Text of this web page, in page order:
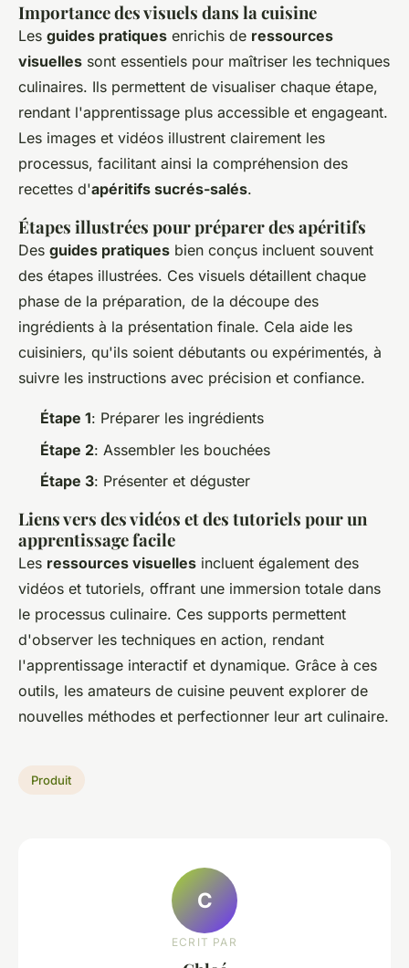
Importance des visuels dans la cuisine
Les guides pratiques enrichis de ressources
visuelles sont essentiels pour maîtriser les techniques
culinaires. Ils permettent de visualiser chaque étape,
rendant l'apprentissage plus accessible et engageant.
Les images et vidéos illustrent clairement les
processus, facilitant ainsi la compréhension des
recettes d'apéritifs sucrés-salés.
Étapes illustrées pour préparer des apéritifs
Des guides pratiques bien conçus incluent souvent
des étapes illustrées. Ces visuels détaillent chaque
phase de la préparation, de la découpe des
ingrédients à la présentation finale. Cela aide les
cuisiniers, qu'ils soient débutants ou expérimentés, à
suivre les instructions avec précision et confiance.
Étape 1: Préparer les ingrédients
Étape 2: Assembler les bouchées
Étape 3: Présenter et déguster
Liens vers des vidéos et des tutoriels pour un
apprentissage facile
Les ressources visuelles incluent également des
vidéos et tutoriels, offrant une immersion totale dans
le processus culinaire. Ces supports permettent
d'observer les techniques en action, rendant
l'apprentissage interactif et dynamique. Grâce à ces
outils, les amateurs de cuisine peuvent explorer de
nouvelles méthodes et perfectionner leur art culinaire.
Produit
C
ECRIT PAR